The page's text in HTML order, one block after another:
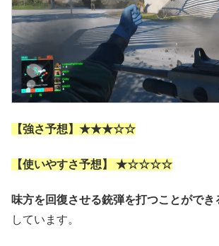
【強さ予想】★★★☆☆
【使いやすさ予想】 ★☆☆☆☆
味方を回復させる銃弾を打つことができ
しています。